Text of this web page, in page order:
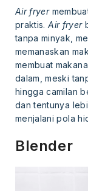
Air fryer
praktis.Air fryer
tanpa minyak,
memanaskan
membuat
dalam, meski
hingga camilan
dan tentunya
menjalani pola
Blender